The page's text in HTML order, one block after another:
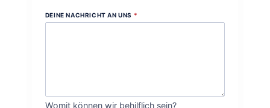
DEINE NACHRICHT AN UNS *
Womit können wir behilflich sein?